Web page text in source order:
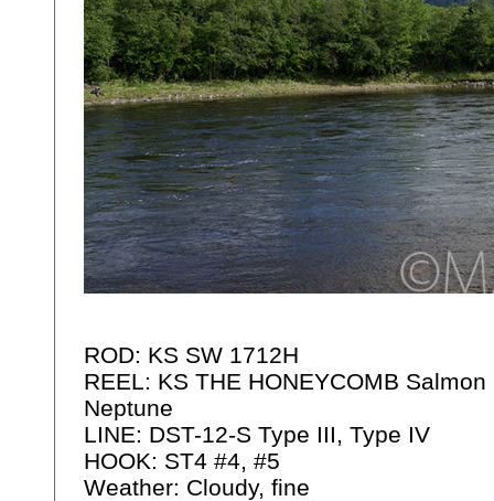
ROD: KS SW 1712H
REEL: KS THE HONEYCOMB
Neptune
LINE: DST-12-S Type III, Type IV
HOOK: ST4 #4, #5
Weather: Cloudy, fine